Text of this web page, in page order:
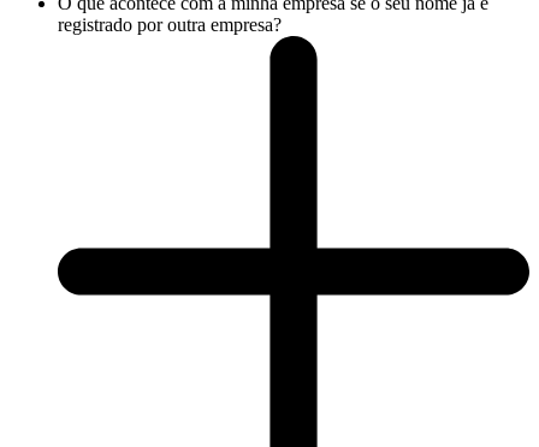
registrado por outra empresa?